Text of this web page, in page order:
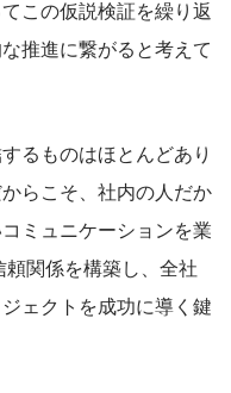
この仮説検証を繰り返
推進に繋がると考えて
るものはほとんどあり
らこそ、社内の人だか
ミュニケーションを業
関係を構築し、全社
ェクトを成功に導く鍵